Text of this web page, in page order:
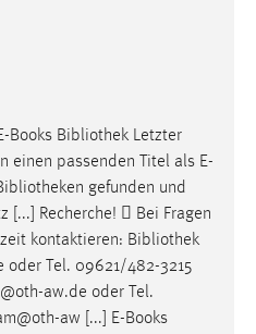
Books Bibliothek Letzter
einen passenden Titel als E-
gefunden und
[...] Recherche!  Bei Fragen
kontaktieren: Bibliothek
oder Tel. 09621/482-3215
aw.de oder Tel.
aw [...] E-Books